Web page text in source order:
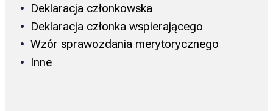
Deklaracja członkowska
Deklaracja członka wspierającego
Wzór sprawozdania merytorycznego
Inne